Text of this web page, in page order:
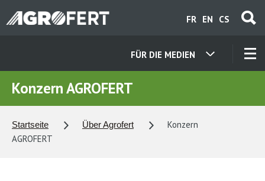
zum
CS
EN
FR
FÜR DIE MEDIEN
KONTAKT
Konzern AGROFERT
Startseite Über Agrofert
Konzern
AGROFERT